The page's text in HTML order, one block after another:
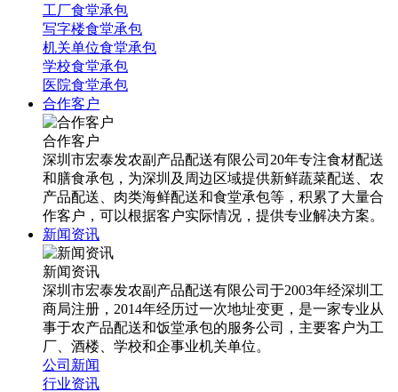
工厂食堂承包
写字楼食堂承包
机关单位食堂承包
学校食堂承包
医院食堂承包
合作客户
合作客户
深圳市宏泰发农副产品配送有限公司20年专注食材配送
和膳食承包，为深圳及周边区域提供新鲜蔬菜配送、农
产品配送、肉类海鲜配送和食堂承包等，积累了大量合
作客户，可以根据客户实际情况，提供专业解决方案。
新闻资讯
新闻资讯
深圳市宏泰发农副产品配送有限公司于2003年经深圳工
商局注册，2014年经历过一次地址变更，是一家专业从
事于农产品配送和饭堂承包的服务公司，主要客户为工
厂、酒楼、学校和企事业机关单位。
公司新闻
行业资讯